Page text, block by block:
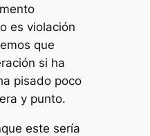
es violación
que
si ha
pisado poco
y punto.
este sería